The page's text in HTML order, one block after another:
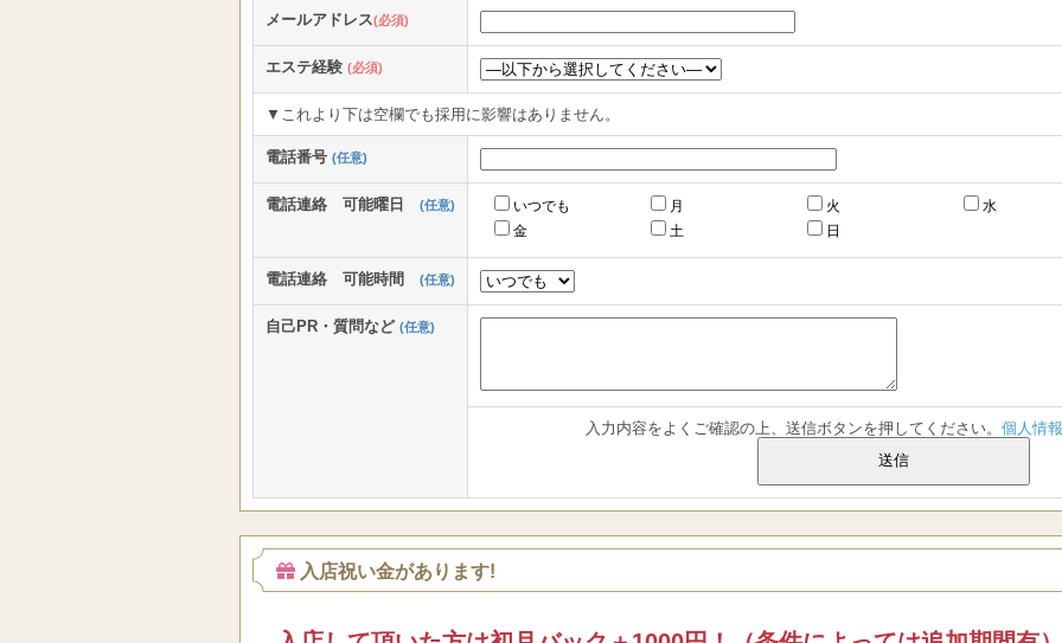
メールアドレス(必須)
エステ経験 (必須)
▼これより下は空欄でも採用に影響はありません。
電話番号 (任意)
電話連絡 可能曜日 (任意) いつでも 月 火 水
金
土 日
電話連絡 可能時間 (任意)
自己PR・質問など (任意)
入力内容をよくご確認の上、送信ボタンを押してください。 個人情
入店祝い金があります!